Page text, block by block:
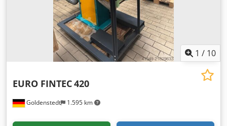
1 / 10
Goldenstedt 1.595 km
EURO FINTEC420